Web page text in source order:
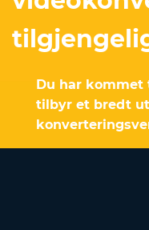
Du har
tilbyr et bredt